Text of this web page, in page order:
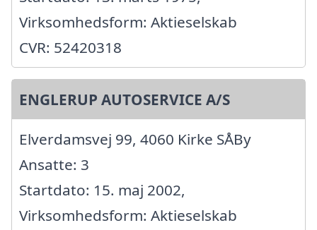
Virksomhedsform: Aktieselskab
CVR: 52420318
ENGLERUP AUTOSERVICE A/S
Elverdamsvej 99, 4060 Kirke SÅBy
Ansatte: 3
Startdato: 15. maj 2002,
Virksomhedsform: Aktieselskab